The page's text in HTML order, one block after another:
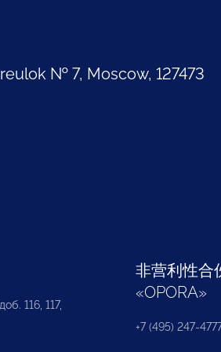
№ 7, Moscow, 127473
116, 117,
非营利性合
«OPORA»
+7 (495) 247-